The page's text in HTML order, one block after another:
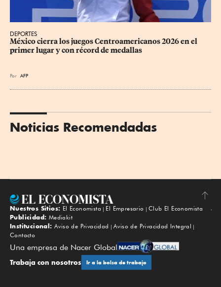
DEPORTES
México cierra los juegos Centroamericanos 2026 en el
primer lugar y con récord de medallas
Por AFP
Noticias Recomendadas
Subir
Nuestros Sitios: El Economista El Empresario
Club El Economista
Publicidad: Mediakit
Institucional: Aviso de Privacidad
Aviso de Privacidad Integral
Contacto
Una empresa de Nacer Global
Trabaja con nosotros Ir a la bolsa de trabajo